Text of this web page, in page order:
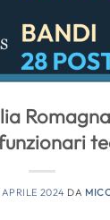
APRILE 2024 DA